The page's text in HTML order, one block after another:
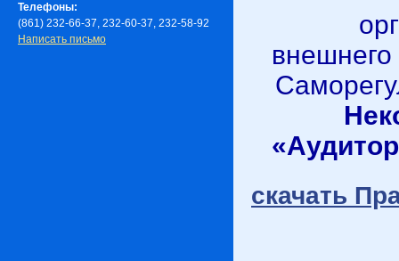
Телефоны:
(861) 232-66-37, 232-60-37, 232-58-92
Написать письмо
внешнего
скачать